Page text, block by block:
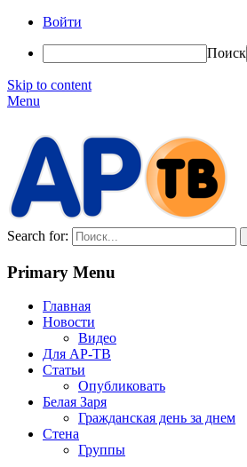
Войти
Поиск
Skip to content
Menu
Search for:
Primary Menu
Главная
Новости
Видео
Для АР-ТВ
Статьи
Опубликовать
Белая Заря
Гражданская день за днем
Стена
Группы